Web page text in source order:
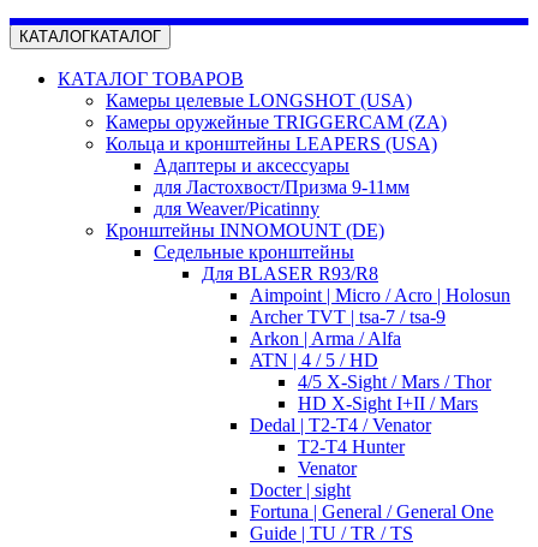
КАТАЛОГКАТАЛОГ
КАТАЛОГ ТОВАРОВ
Камеры целевые LONGSHOT (USA)
Камеры оружейные TRIGGERCAM (ZA)
Кольца и кронштейны LEAPERS (USA)
Адаптеры и аксессуары
для Ластохвост/Призма 9-11мм
для Weaver/Picatinny
Кронштейны INNOMOUNT (DE)
Седельные кронштейны
Для BLASER R93/R8
Aimpoint | Micro / Acro | Holosun
Archer TVT | tsa-7 / tsa-9
Arkon | Arma / Alfa
ATN | 4 / 5 / HD
4/5 X-Sight / Mars / Thor
HD X-Sight I+II / Mars
Dedal | T2-T4 / Venator
T2-T4 Hunter
Venator
Docter | sight
Fortuna | General / General One
Guide | TU / TR / TS